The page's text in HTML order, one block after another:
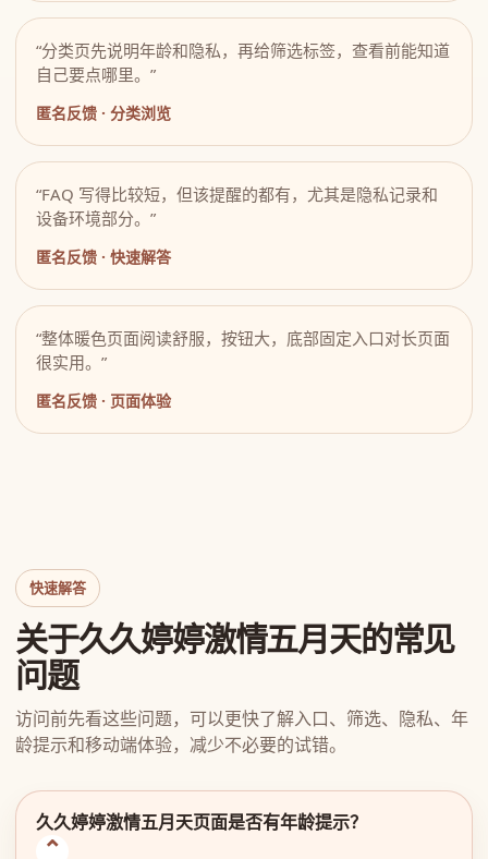
“分类页先说明年龄和隐私，再给筛选标签，查看前能知道
自己要点哪里。”
匿名反馈 · 分类浏览
“FAQ 写得比较短，但该提醒的都有，尤其是隐私记录和
设备环境部分。”
匿名反馈 · 快速解答
“整体暖色页面阅读舒服，按钮大，底部固定入口对长页面
很实用。”
匿名反馈 · 页面体验
快速解答
关于久久婷婷激情五月天的常见
问题
访问前先看这些问题，可以更快了解入口、筛选、隐私、年
龄提示和移动端体验，减少不必要的试错。
久久婷婷激情五月天页面是否有年龄提示？